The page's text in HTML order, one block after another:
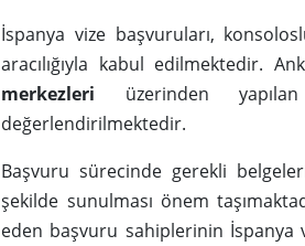
İspanya vize başvuruları,
aracılığıyla kabul edilmektedir.
merkezleri üzerinden
değerlendirilmektedir.
Başvuru sürecinde gerekli
şekilde sunulması önem
eden başvuru sahiplerinin İspanya